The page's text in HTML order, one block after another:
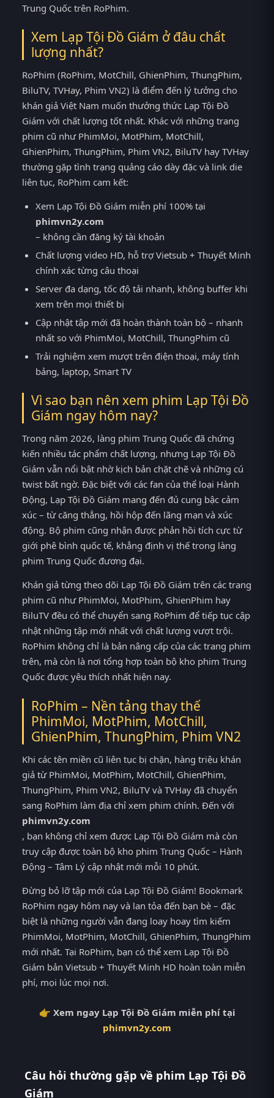
Trung Quốc trên RoPhim.
Xem Lạp Tội Đồ Giám ở đâu chất
lượng nhất?
RoPhim (RoPhim, MotChill, GhienPhim, ThungPhim,
BiluTV, TVHay, Phim VN2) là điểm đến lý tưởng cho
khán giả Việt Nam muốn thưởng thức Lạp Tội Đồ
Giám với chất lượng tốt nhất. Khác với những trang
phim cũ như PhimMoi, MotPhim, MotChill,
GhienPhim, ThungPhim, Phim VN2, BiluTV hay TVHay
thường gặp tình trạng quảng cáo dày đặc và link die
liên tục, RoPhim cam kết:
Xem Lạp Tội Đồ Giám miễn phí 100% tại
phimvn2y.com
– không cần đăng ký tài khoản
Chất lượng video HD, hỗ trợ Vietsub + Thuyết Minh
chính xác từng câu thoại
Server đa dạng, tốc độ tải nhanh, không buffer khi
xem trên mọi thiết bị
Cập nhật tập mới đã hoàn thành toàn bộ – nhanh
nhất so với PhimMoi, MotChill, ThungPhim cũ
Trải nghiệm xem mượt trên điện thoại, máy tính
bảng, laptop, Smart TV
Vì sao bạn nên xem phim Lạp Tội Đồ
Giám ngay hôm nay?
Trong năm 2026, làng phim Trung Quốc đã chứng
kiến nhiều tác phẩm chất lượng, nhưng Lạp Tội Đồ
Giám vẫn nổi bật nhờ kịch bản chặt chẽ và những cú
twist bất ngờ. Đặc biệt với các fan của thể loại Hành
Động, Lạp Tội Đồ Giám mang đến đủ cung bậc cảm
xúc – từ căng thẳng, hồi hộp đến lãng mạn và xúc
động. Bộ phim cũng nhận được phản hồi tích cực từ
giới phê bình quốc tế, khẳng định vị thế trong làng
phim Trung Quốc đương đại.
Khán giả từng theo dõi Lạp Tội Đồ Giám trên các trang
phim cũ như PhimMoi, MotPhim, GhienPhim hay
BiluTV đều có thể chuyển sang RoPhim để tiếp tục cập
nhật những tập mới nhất với chất lượng vượt trội.
RoPhim không chỉ là bản nâng cấp của các trang phim
trên, mà còn là nơi tổng hợp toàn bộ kho phim Trung
Quốc được yêu thích nhất hiện nay.
RoPhim – Nền tảng thay thế
PhimMoi, MotPhim, MotChill,
GhienPhim, ThungPhim, Phim VN2
Khi các tên miền cũ liên tục bị chặn, hàng triệu khán
giả từ PhimMoi, MotPhim, MotChill, GhienPhim,
ThungPhim, Phim VN2, BiluTV và TVHay đã chuyển
sang RoPhim làm địa chỉ xem phim chính. Đến với
phimvn2y.com
, bạn không chỉ xem được Lạp Tội Đồ Giám mà còn
truy cập được toàn bộ kho phim Trung Quốc – Hành
Động – Tâm Lý cập nhật mới mỗi 10 phút.
Đừng bỏ lỡ tập mới của Lạp Tội Đồ Giám! Bookmark
RoPhim ngay hôm nay và lan tỏa đến bạn bè – đặc
biệt là những người vẫn đang loay hoay tìm kiếm
PhimMoi, MotPhim, MotChill, GhienPhim, ThungPhim
mới nhất. Tại RoPhim, bạn có thể xem Lạp Tội Đồ
Giám bản Vietsub + Thuyết Minh HD hoàn toàn miễn
phí, mọi lúc mọi nơi.
👉 Xem ngay Lạp Tội Đồ Giám miễn phí tại
phimvn2y.com
Câu hỏi thường gặp về phim Lạp Tội Đồ
Giám